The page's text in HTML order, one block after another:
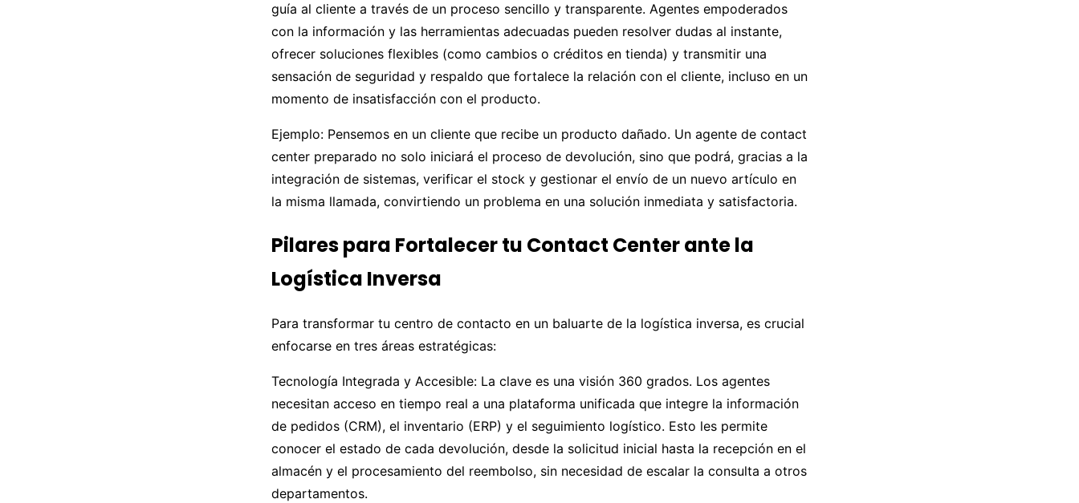
guía al cliente a través de un proceso sencillo y transparente. Agentes empoderados
con la información y las herramientas adecuadas pueden resolver dudas al instante,
ofrecer soluciones flexibles (como cambios o créditos en tienda) y transmitir una
sensación de seguridad y respaldo que fortalece la relación con el cliente, incluso en un
momento de insatisfacción con el producto.
Ejemplo: Pensemos en un cliente que recibe un producto dañado. Un agente de contact
center preparado no solo iniciará el proceso de devolución, sino que podrá, gracias a la
integración de sistemas, verificar el stock y gestionar el envío de un nuevo artículo en
la misma llamada, convirtiendo un problema en una solución inmediata y satisfactoria.
Pilares para Fortalecer tu Contact Center ante la
Logística Inversa
Para transformar tu centro de contacto en un baluarte de la logística inversa, es crucial
enfocarse en tres áreas estratégicas:
Tecnología Integrada y Accesible: La clave es una visión 360 grados. Los agentes
necesitan acceso en tiempo real a una plataforma unificada que integre la información
de pedidos (CRM), el inventario (ERP) y el seguimiento logístico. Esto les permite
conocer el estado de cada devolución, desde la solicitud inicial hasta la recepción en el
almacén y el procesamiento del reembolso, sin necesidad de escalar la consulta a otros
departamentos.